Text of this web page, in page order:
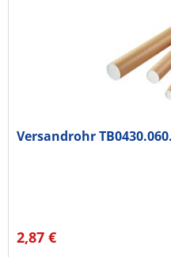
Versandrohr
2,87 €